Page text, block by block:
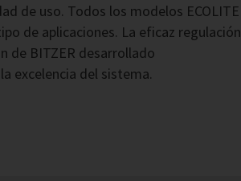
de uso. Todos los modelos ECOLITE
de aplicaciones. La eficaz regulación
de BITZER desarrollado
excelencia del sistema.